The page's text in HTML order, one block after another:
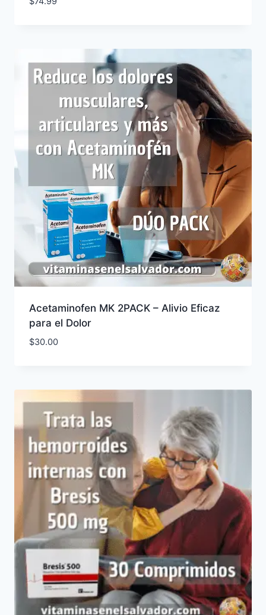
Acetaminofen MK 2PACK – Alivio Eficaz
para el Dolor
$30.00